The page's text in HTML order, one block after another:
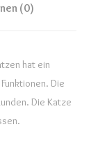
(0)
hat ein
Die
Die Katze